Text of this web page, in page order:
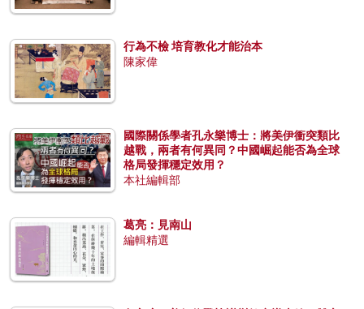
行為不檢 培育教化才能治本
陳家偉
國際關係學者孔永樂博士：將美伊衝突類比
越戰，兩者有何異同？中國崛起能否為全球
格局發揮穩定效用？
本社編輯部
葛亮：見南山
編輯精選